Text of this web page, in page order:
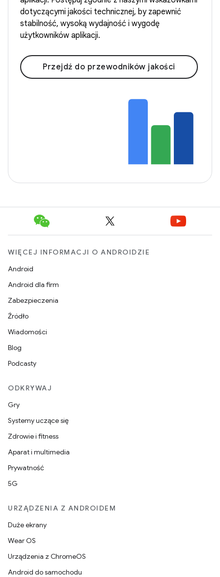
dotyczącymi jakości technicznej, by zapewnić
stabilność, wysoką wydajność i wygodę
użytkowników aplikacji.
Przejdź do przewodników jakości
WIĘCEJ INFORMACJI O ANDROIDZIE
Android
Android dla firm
Zabezpieczenia
Źródło
Wiadomości
Blog
Podcasty
ODKRYWAJ
Gry
Systemy uczące się
Zdrowie i fitness
Aparat i multimedia
Prywatność
5G
URZĄDZENIA Z ANDROIDEM
Duże ekrany
Wear OS
Urządzenia z ChromeOS
Android do samochodu